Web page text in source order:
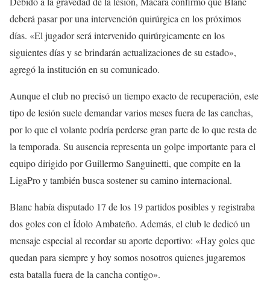
deberá pasar por una intervención quirúrgica en los próximos
días. «El jugador será intervenido quirúrgicamente en los
siguientes días y se brindarán actualizaciones de su estado»,
agregó la institución en su comunicado.
Aunque el club no precisó un tiempo exacto de recuperación, este
tipo de lesión suele demandar varios meses fuera de las canchas,
por lo que el volante podría perderse gran parte de lo que resta de
la temporada. Su ausencia representa un golpe importante para el
equipo dirigido por Guillermo Sanguinetti, que compite en la
LigaPro y también busca sostener su camino internacional.
Blanc había disputado 17 de los 19 partidos posibles y registraba
dos goles con el Ídolo Ambateño. Además, el club le dedicó un
mensaje especial al recordar su aporte deportivo: «Hay goles que
quedan para siempre y hoy somos nosotros quienes jugaremos
esta batalla fuera de la cancha contigo».